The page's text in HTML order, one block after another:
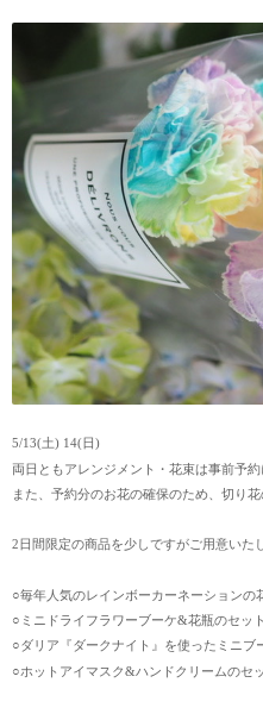
5/13(土) 14(日)
両日ともアレンジメント・花束は事前予約
また、予約分のお花の確保のため、切り
2日間限定の商品を少しですがご用意いた
○毎年人気のレインボーカーネーションの
○ミニドライフラワーブーケ&花瓶のセット
○ダリア『ダークナイト』を使ったミニブ
○ホットアイマスク&ハンドクリームのセ